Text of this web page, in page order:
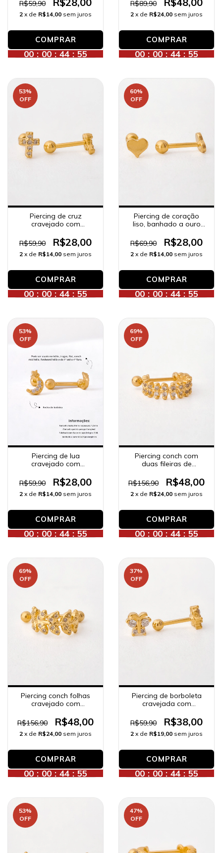
R$59,90
2 x de R$14,00 sem juros
00 : 00 : 44 : 53
R$89,90
2 x de R$24,00 sem juros
00 : 00 : 44 : 53
53%
OFF
Piercing de cruz
cravejado com
ouro 18K.
R$59,90 R$28,00
2 x de R$14,00 sem juros
00 : 00 : 44 : 53
60%
OFF
Piercing de coração
liso, banhado a ouro
R$69,90
R$28,00
2 x de R$14,00 sem juros
00 : 00 : 44 : 53
53%
OFF
Piercing de lua
cravejado com
ouro 18K.
R$59,90 R$28,00
2 x de R$14,00 sem juros
00 : 00 : 44 : 53
69%
OFF
Piercing conch com
duas fileiras de
banhado a ouro 18K.
R$156,90 R$48,00
2 x de R$24,00 sem juros
00 : 00 : 44 : 53
69%
OFF
Piercing conch folhas
cravejado com
ouro 18K.
R$156,90 R$48,00
2 x de R$24,00 sem juros
COMPRAR
00 : 00 : 44 : 53
37%
OFF
Piercing de borboleta
cravejada com
ouro 18K.
R$59,90 R$38,00
2 x de R$19,00 sem juros
00 : 00 : 44 : 53
53%
OFF
47%
OFF